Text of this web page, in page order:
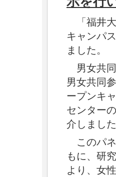
「福井大
キャンパ
ました。
男女共同
男女共同
ープンキ
センター
介しまし
このパネ
もに、研
より、女